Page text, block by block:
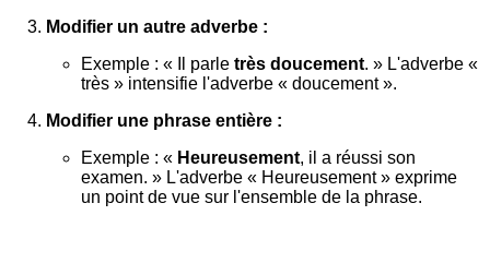
Modifier un autre adverbe :
Exemple : « Il parle très doucement. » L'adverbe «
très » intensifie l'adverbe « doucement ».
Modifier une phrase entière :
Exemple : « Heureusement, il a réussi son
examen. » L'adverbe « Heureusement » exprime
un point de vue sur l'ensemble de la phrase.